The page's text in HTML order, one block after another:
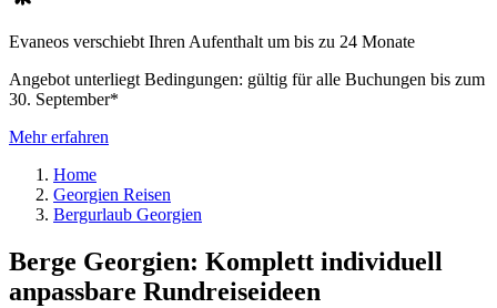
Evaneos verschiebt Ihren Aufenthalt um bis zu 24 Monate
Angebot unterliegt Bedingungen: gültig für alle Buchungen bis zum
30. September*
Mehr erfahren
Home
Georgien Reisen
Bergurlaub Georgien
Berge Georgien: Komplett individuell
anpassbare Rundreiseideen